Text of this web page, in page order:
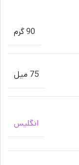
90 گرم
75 میل
انگلیس